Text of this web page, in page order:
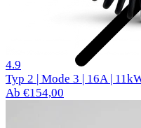
4.9 28 Bewertungen
Typ 2 | Mode 3 | 16A |
Ab €154,00